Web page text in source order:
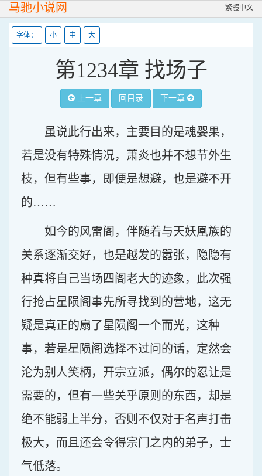
马驰小说网 繁體中文
字体： 小 中 大
第1234章 找场子
上一章 回目录 下一章
虽说此行出来，主要目的是魂婴果，
若是没有特殊情况，萧炎也并不想节外生
枝，但有些事，即便是想避，也是避不开
的……
如今的风雷阁，伴随着与天妖凰族的
关系逐渐交好，也是越发的嚣张，隐隐有
种真将自己当场四阁老大的迹象，此次强
行抢占星陨阁事先所寻找到的营地，这无
疑是真正的扇了星陨阁一个而光，这种
事，若是星陨阁选择不过问的话，定然会
沦为别人笑柄，开宗立派，偶尔的忍让是
需要的，但有一些关乎原则的东西，却是
绝不能弱上半分，否则不仅对于名声打击
极大，而且还会令得宗门之内的弟子，士
气低落。